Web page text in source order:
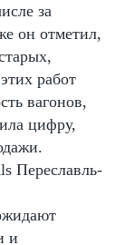
за
он отметил,
работ
вагонов,
цифру,
Переславль-
и